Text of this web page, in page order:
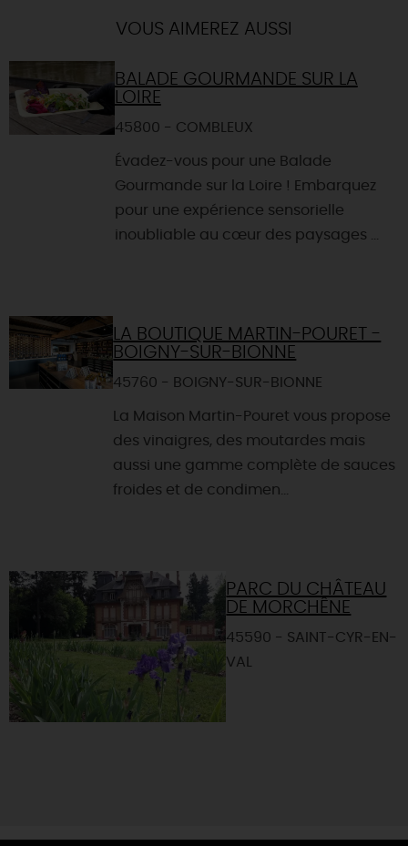
VOUS AIMEREZ AUSSI
BALADE GOURMANDE SUR LA
LOIRE
45800 - COMBLEUX
Évadez-vous pour une Balade
Gourmande sur la Loire ! Embarquez
pour une expérience sensorielle
inoubliable au cœur des paysages ...
LA BOUTIQUE MARTIN-POURET -
BOIGNY-SUR-BIONNE
45760 - BOIGNY-SUR-BIONNE
La Maison Martin-Pouret vous propose
des vinaigres, des moutardes mais
aussi une gamme complète de sauces
froides et de condimen...
PARC DU CHÂTEAU
DE MORCHÊNE
45590 - SAINT-CYR-EN-
VAL